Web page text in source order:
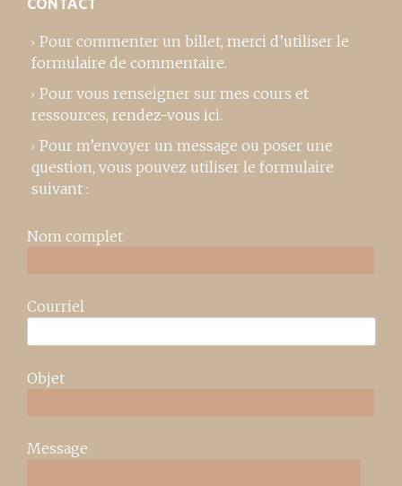
CONTACT
Pour commenter un billet, merci d’utiliser le
formulaire de commentaire.
Pour vous renseigner sur mes cours et
ressources, rendez-vous ici.
Pour m’envoyer un message ou poser une
question, vous pouvez utiliser le formulaire
suivant :
Nom complet
Courriel
Objet
Message